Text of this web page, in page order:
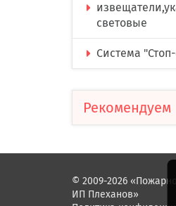
световые
Система
Рекомендуем
© 2009-2026
ИП Плеханов»